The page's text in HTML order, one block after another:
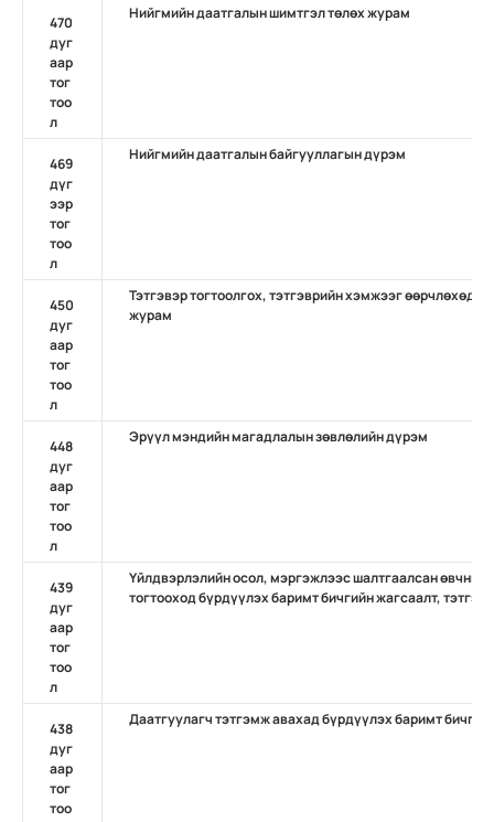
470
дуг
аар
тог
тоо
л
Нийгмийн даатгалын шимтгэл төлөх журам
469
дүг
ээр
тог
тоо
л
Нийгмийн даатгалын байгууллагын дүрэм
450
дуг
аар
тог
тоо
л
Тэтгэвэр тогтоолгох, тэтгэврийн хэмжээг өөрчлөхөд
журам
448
дуг
аар
тог
тоо
л
Эрүүл мэндийн магадлалын зөвлөлийн дүрэм
439
дуг
аар
тог
тоо
л
Үйлдвэрлэлийн осол, мэргэжлээс шалтгаалсан өвчний
тогтооход бүрдүүлэх баримт бичгийн жагсаалт,
438
дуг
аар
тог
тоо
Даатгуулагч тэтгэмж авахад бүрдүүлэх баримт